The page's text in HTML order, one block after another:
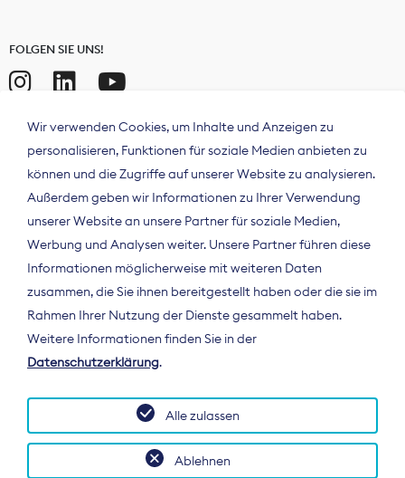
FOLGEN SIE UNS!
Der Bundesverband Digitalpublisher und
Zeitungsverleger (BDZV) vertritt als
Spitzenorganisation die Interessen der
Deutschland und auf EU-Ebene.
Wir verwenden Cookies, um Inhalte und Anzeigen zu
personalisieren, Funktionen für soziale Medien anbieten zu
können und die Zugriffe auf unserer Website zu analysieren.
Außerdem geben wir Informationen zu Ihrer Verwendung
unserer Website an unsere Partner für soziale Medien,
Werbung und Analysen weiter. Unsere Partner führen diese
Informationen möglicherweise mit weiteren Daten
zusammen, die Sie ihnen bereitgestellt haben oder die sie im
Rahmen Ihrer Nutzung der Dienste gesammelt haben.
Weitere Informationen finden Sie in der
Datenschutzerklärung.
Ablehnen
Alle zulassen